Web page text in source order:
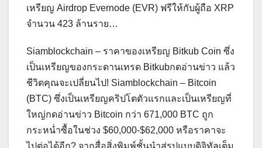
เหรียญ Airdrop Evernode (EVR) ฟรีให้กับผู้ถือ XRP
จำนวน 423 ล้านราย…
Siamblockchain – ราคาของเหรียญ Bitkub Coin ซึ่ง
เป็นเหรียญของกระดานเทรด Bitkubกดอ่านข่าว แล้ว
ชีวิตคุณจะเปลี่ยนไป! Siamblockchain – Bitcoin
(BTC) ซึ่งเป็นเหรียญคริปโตตัวแรกและเป็นเหรียญที่
ใหญ่กดอ่านข่าว Bitcoin กว่า 671,000 BTC ถูก
กระหน่ำซื้อในช่วง $60,000-$62,000 หรือราคาจะ
ไปต่อได้อีก? จากสื่อสิ่งพิมพ์ชั้นนำสู่รูปแบบดิจิทัลเต็ม